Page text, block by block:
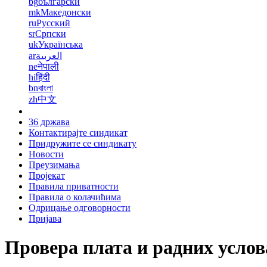
mkМакедонски
ruРусский
srСрпски
ukУкраїнська
arالعربية
neनेपाली
hiहिंदी
bnবাংলা
zh中文
36 држава
Контактирајте синдикат
Придружите се синдикату
Новости
Преузимања
Пројекат
Правила приватности
Правила о колачићима
Одрицање одговорности
Пријава
Провера плата и радних